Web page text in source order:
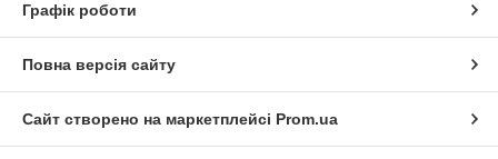
Графік роботи
Повна версія сайту
Сайт створено на маркетплейсі Prom.ua